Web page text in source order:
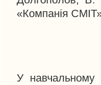
«Компанія
У навчальному